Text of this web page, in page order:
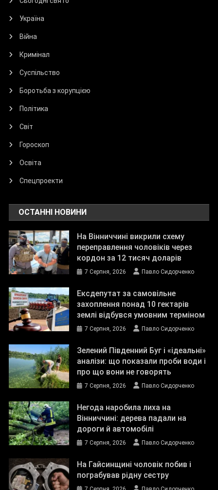
Україна
Війна
Кримінал
Суспільство
Боротьба з корупцією
Політика
Світ
Гороскоп
Освіта
Спецпроекти
ОСТАННІ НОВИНИ
На Вінниччині викрили схему
переправлення чоловіків через
кордон за 12 тисяч доларів
7 Серпня, 2026 Павло Сидорченко
Ексдепутат за самовільне
захоплення понад 10 гектарів
землі відбувся умовним терміном
7 Серпня, 2026 Павло Сидорченко
Зелений Південний Буг і «ідеальні»
аналізи: що показали проби води і
про що вони не говорять
7 Серпня, 2026 Павло Сидорченко
Негода наробила лиха на
Вінниччині: дерева падали на
дороги й автомобілі
7 Серпня, 2026 Павло Сидорченко
На Гайсинщині чоловік побив і
пограбував рідну сестру